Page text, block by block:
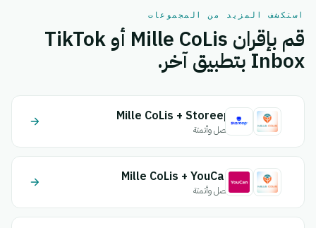
استكشف المزيد من المجموعات
قم بإقران Mille CoLis أو TikTok
Inbox بتطبيق آخر.
Mille CoLis + Storeep
اتصل وأتمتة
Mille CoLis + YouCan
اتصل وأتمتة